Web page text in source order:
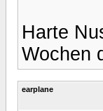
Harte
Wochen
earplane